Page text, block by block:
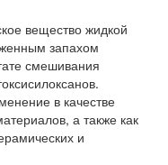
вещество жидкой
запахом
смешивания
в качестве
а также как
и